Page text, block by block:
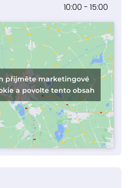
10:00 - 15:00
přijměte marketingové
a povolte tento obsah